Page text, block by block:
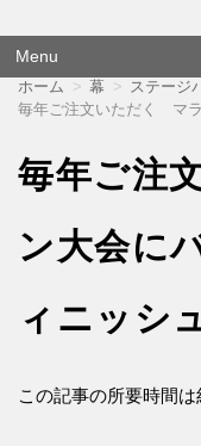
オウエンダンマ
Menu
ホーム 幕
ステージ
毎年ご注文いただく マラ
毎年ご注
ン大会に
ィニッシ
この記事の所要時間